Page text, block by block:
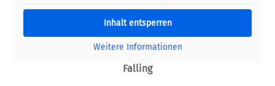
Inhalt entsperren
Weitere Informationen
Falling